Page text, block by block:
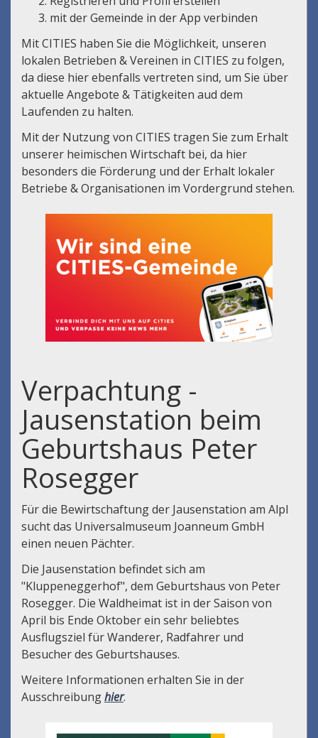
mit der Gemeinde in der App verbinden
Mit CITIES haben Sie die Möglichkeit, unseren
lokalen Betrieben & Vereinen in CITIES zu folgen,
da diese hier ebenfalls vertreten sind, um Sie über
aktuelle Angebote & Tätigkeiten aud dem
Laufenden zu halten.
Mit der Nutzung von CITIES tragen Sie zum Erhalt
unserer heimischen Wirtschaft bei, da hier
besonders die Förderung und der Erhalt lokaler
Betriebe & Organisationen im Vordergrund stehen.
Verpachtung -
Jausenstation beim
Geburtshaus Peter
Rosegger
Für die Bewirtschaftung der Jausenstation am Alpl
sucht das Universalmuseum Joanneum GmbH
einen neuen Pächter.
Die Jausenstation befindet sich am
"Kluppeneggerhof", dem Geburtshaus von Peter
Rosegger. Die Waldheimat ist in der Saison von
April bis Ende Oktober ein sehr beliebtes
Ausflugsziel für Wanderer, Radfahrer und
Besucher des Geburtshauses.
Weitere Informationen erhalten Sie in der
Ausschreibunghier.